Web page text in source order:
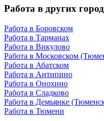
Работа в других
Работа в Боровском
Работа в Тарманах
Работа в Викулово
Работа в Московском
Работа в Абатском
Работа в Антипино
Работа в Онохино
Работа в Сладково
Работа в Демьянке
Работа в Тюмени